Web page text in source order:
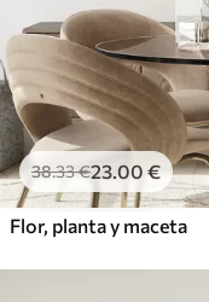
38.33€23.00 €
Flor, planta y maceta